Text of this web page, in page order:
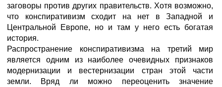
заговоры против других правительств. Хотя возможно,
что конспиративизм сходит на нет в Западной и
Центральной Европе, но и там у него есть богатая
история.
Распространение конспиративизма на третий мир
является одним из наиболее очевидных признаков
модернизации и вестернизации стран этой части
земли. Вряд ли можно переоценить значение